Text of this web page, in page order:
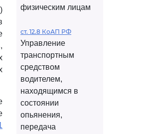
физическим лицам
ст. 12.8 КоАП РФ
Управление
транспортным
средством
водителем,
находящимся в
состоянии
опьянения,
передача